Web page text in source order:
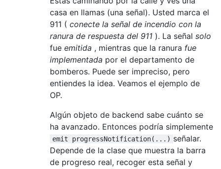
casa en llamas (una señal). Usted marca el
911 ( conecte la señal de incendio con la
ranura de respuesta del 911 ). La señal solo
fue emitida , mientras que la ranura fue
implementada por el departamento de
bomberos. Puede ser impreciso, pero
entiendes la idea. Veamos el ejemplo de
OP.
Algún objeto de backend sabe cuánto se
ha avanzado. Entonces podría simplemente
emit progressNotification(...) señalar.
Depende de la clase que muestra la barra
de progreso real, recoger esta señal y